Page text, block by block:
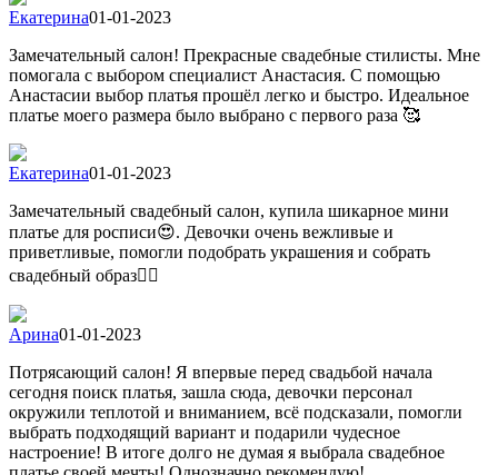
Екатерина01-01-2023
Замечательный салон! Прекрасные свадебные стилисты. Мне
помогала с выбором специалист Анастасия. С помощью
Анастасии выбор платья прошёл легко и быстро. Идеальное
платье моего размера было выбрано с первого раза 🥰
Екатерина01-01-2023
Замечательный свадебный салон, купила шикарное мини
платье для росписи😍. Девочки очень вежливые и
приветливые, помогли подобрать украшения и собрать
свадебный образ👍🏻
Арина01-01-2023
Потрясающий салон! Я впервые перед свадьбой начала
сегодня поиск платья, зашла сюда, девочки персонал
окружили теплотой и вниманием, всё подсказали, помогли
выбрать подходящий вариант и подарили чудесное
настроение! В итоге долго не думая я выбрала свадебное